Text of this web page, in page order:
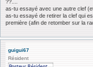
e
??....
as-tu essayé avec une autre clef
as-tu essayé de retirer la clef qui
première (afin de retomber sur la
guigui67
Résident